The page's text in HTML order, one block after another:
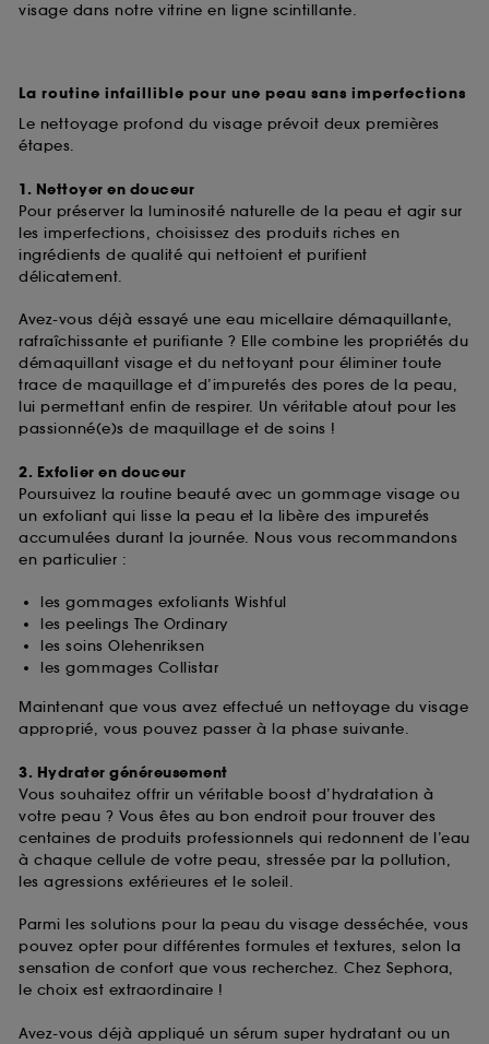
visage dans notre vitrine en ligne scintillante.
La routine infaillible pour une peau sans imperfections
Le nettoyage profond du visage prévoit deux premières
étapes.
1. Nettoyer en douceur
Pour préserver la luminosité naturelle de la peau et agir sur
les imperfections, choisissez des produits riches en
ingrédients de qualité qui nettoient et purifient
délicatement.
Avez-vous déjà essayé une eau micellaire démaquillante,
rafraîchissante et purifiante ? Elle combine les propriétés du
démaquillant visage et du nettoyant pour éliminer toute
trace de maquillage et d’impuretés des pores de la peau,
lui permettant enfin de respirer. Un véritable atout pour les
passionné(e)s de maquillage et de soins !
2. Exfolier en douceur
Poursuivez la routine beauté avec un gommage visage ou
un exfoliant qui lisse la peau et la libère des impuretés
accumulées durant la journée. Nous vous recommandons
en particulier :
les gommages exfoliants Wishful
les peelings The Ordinary
les soins Olehenriksen
les gommages Collistar
Maintenant que vous avez effectué un nettoyage du visage
approprié, vous pouvez passer à la phase suivante.
3. Hydrater généreusement
Vous souhaitez offrir un véritable boost d’hydratation à
votre peau ? Vous êtes au bon endroit pour trouver des
centaines de produits professionnels qui redonnent de l’eau
à chaque cellule de votre peau, stressée par la pollution,
les agressions extérieures et le soleil.
Parmi les solutions pour la peau du visage desséchée, vous
pouvez opter pour différentes formules et textures, selon la
sensation de confort que vous recherchez. Chez Sephora,
le choix est extraordinaire !
Avez-vous déjà appliqué un sérum super hydratant ou un